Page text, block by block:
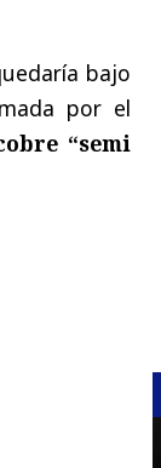
bajo
por el
“semi